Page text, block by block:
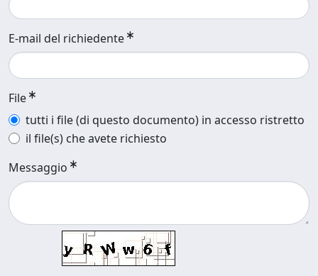
E-mail del richiedente
File
tutti i file (di questo documento) in accesso ristretto
il file(s) che avete richiesto
Messaggio